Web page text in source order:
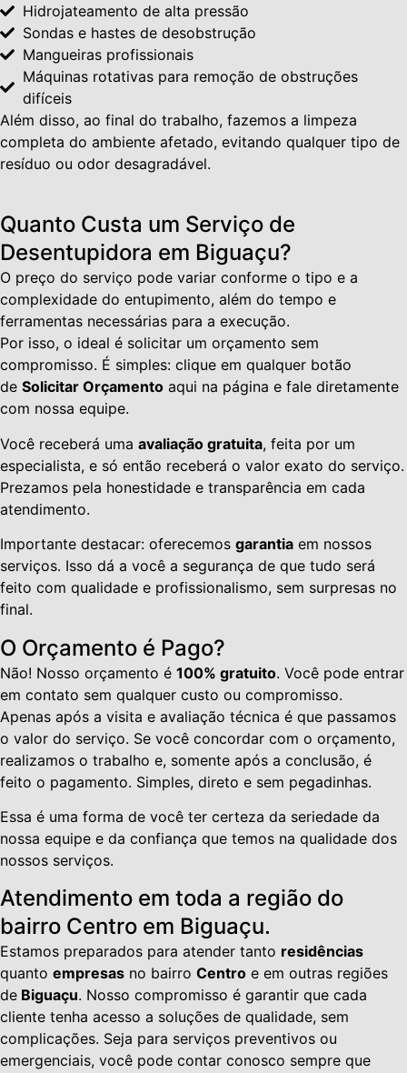
Hidrojateamento de alta pressão
Sondas e hastes de desobstrução
Mangueiras profissionais
Máquinas rotativas para remoção de obstruções
difíceis
Além disso, ao final do trabalho, fazemos a limpeza
completa do ambiente afetado, evitando qualquer tipo de
resíduo ou odor desagradável.
Quanto Custa um Serviço de
Desentupidora em Biguaçu?
O preço do serviço pode variar conforme o tipo e a
complexidade do entupimento, além do tempo e
ferramentas necessárias para a execução.
Por isso, o ideal é solicitar um orçamento sem
compromisso. É simples: clique em qualquer botão
de Solicitar Orçamento aqui na página e fale diretamente
com nossa equipe.
Você receberá uma avaliação gratuita, feita por um
especialista, e só então receberá o valor exato do serviço.
Prezamos pela honestidade e transparência em cada
atendimento.
Importante destacar: oferecemos garantia em nossos
serviços. Isso dá a você a segurança de que tudo será
feito com qualidade e profissionalismo, sem surpresas no
final.
O Orçamento é Pago?
Não! Nosso orçamento é 100% gratuito. Você pode entrar
em contato sem qualquer custo ou compromisso.
Apenas após a visita e avaliação técnica é que passamos
o valor do serviço. Se você concordar com o orçamento,
realizamos o trabalho e, somente após a conclusão, é
feito o pagamento. Simples, direto e sem pegadinhas.
Essa é uma forma de você ter certeza da seriedade da
nossa equipe e da confiança que temos na qualidade dos
nossos serviços.
Atendimento em toda a região do
bairro Centro em Biguaçu.
Estamos preparados para atender tanto residências
quanto empresas no bairro Centro e em outras regiões
de Biguaçu. Nosso compromisso é garantir que cada
cliente tenha acesso a soluções de qualidade, sem
complicações. Seja para serviços preventivos ou
emergenciais, você pode contar conosco sempre que